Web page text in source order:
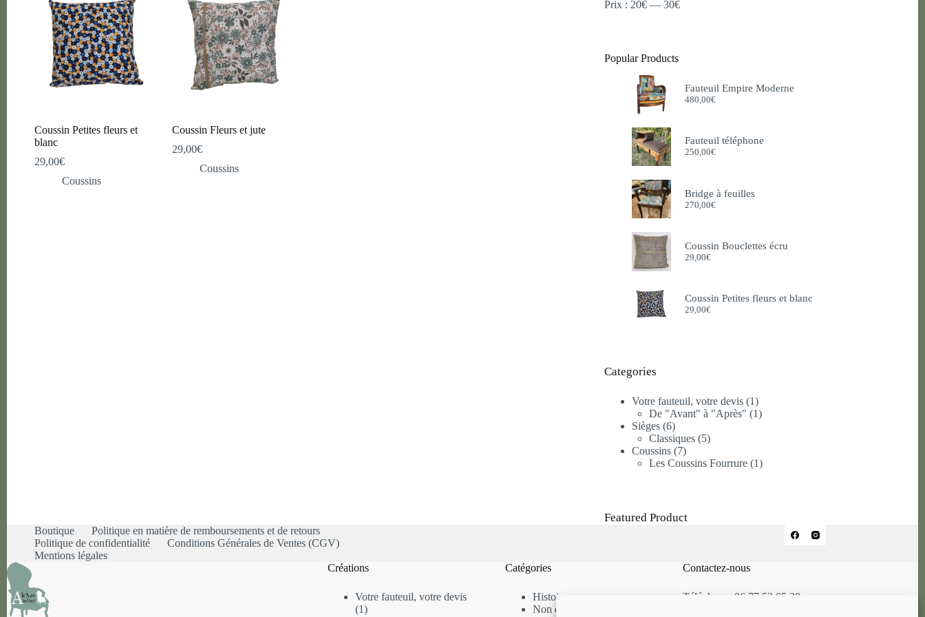
Coussin Petites fleurs et
blanc
29,00€
Coussins
Coussin Fleurs et jute
29,00€
Coussins
Prix : 20€ —30€
Popular Products
Fauteuil Empire Moderne
480,00€
Fauteuil téléphone
250,00€
Bridge à feuilles
270,00€
Coussin Bouclettes écru
29,00€
Coussin Petites fleurs et blanc
29,00€
Categories
Votre fauteuil, votre devis 11
produit
De "Avant" à "Après" 11
Sièges 66
produits
Classiques 55
Coussins 77
produits
Les Coussins Fourrure 11
Featured Product
Boutique
Politique en matière de remboursements et de retours
Politique de confidentialité
Conditions Générales de Ventes (CGV)
Mentions légales
Créations
Votre fauteuil, votre devis
11
Catégories
Histoire
Non classé
Contactez-nous
Téléphone: 06.77.52.05.28